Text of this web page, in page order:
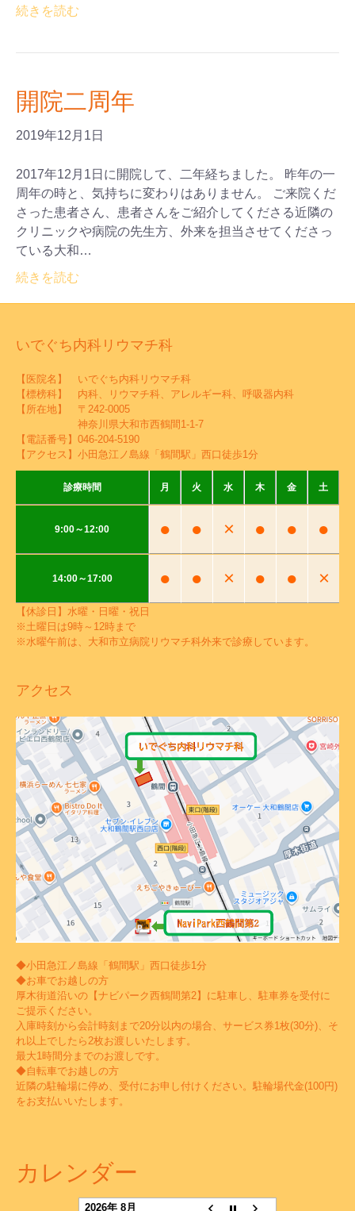
続きを読む
開院二周年
2019年12月1日
2017年12月1日に開院して、二年経ちました。 昨年の一
周年の時と、気持ちに変わりはありません。 ご来院くだ
さった患者さん、患者さんをご紹介してくださる近隣の
クリニックや病院の先生方、外来を担当させてくださっ
ている大和…
続きを読む
いでぐち内科リウマチ科
【医院名】 いでぐち内科リウマチ科
【標榜科】 内科、リウマチ科、アレルギー科、呼吸器内科
【所在地】 〒242-0005
神奈川県大和市西鶴間1-1-7
【電話番号】 046-204-5190
【アクセス】小田急江ノ島線「鶴間駅」西口徒歩1分
診療時間 月 火 水 木 金 土
9:00～12:00 ● ● × ● ● ●
14:00～17:00 ● ● × ● ● ×
【休診日】水曜・日曜・祝日
※土曜日は9時～12時まで
※水曜午前は、大和市立病院リウマチ科外来で診療しています。
アクセス
◆小田急江ノ島線「鶴間駅」西口徒歩1分
◆お車でお越しの方
厚木街道沿いの【ナビパーク西鶴間第2】に駐車し、駐車券を受付に
ご提示ください。
入庫時刻から会計時刻まで20分以内の場合、サービス券1枚(30分)、そ
れ以上でしたら2枚お渡しいたします。
最大1時間分までのお渡しです。
◆自転車でお越しの方
近隣の駐輪場に停め、受付にお申し付けください。駐輪場代金(100円)
をお支払いいたします。
カレンダー
2026年 8月